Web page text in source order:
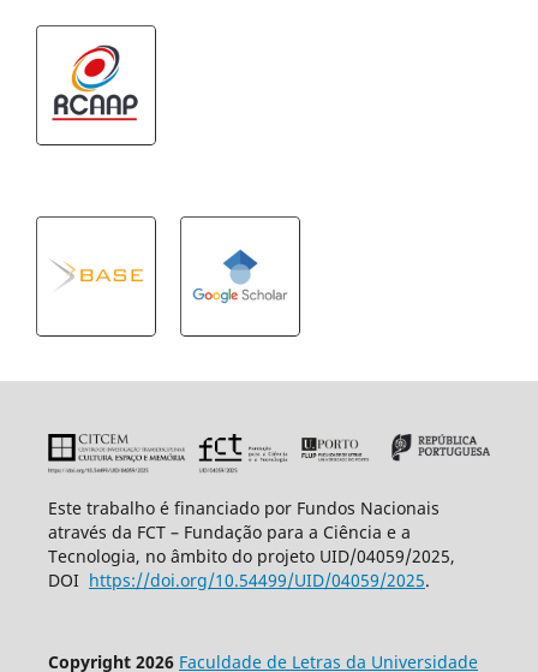
Este trabalho é financiado por Fundos Nacionais
através da FCT – Fundação para a Ciência e a
Tecnologia, no âmbito do projeto UID/04059/2025,
DOI https://doi.org/10.54499/UID/04059/2025.
Copyright 2026 Faculdade de Letras da Universidade